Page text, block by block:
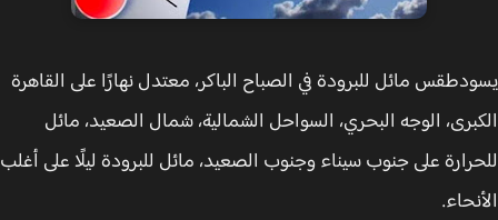
مائل للبرودة في الصباح الباكر، معتدل نهارًا على القاهرة
الوجه البحري، السواحل الشمالية، شمال الصعيد، مائل
على جنوب سيناء وجنوب الصعيد، مائل للبرودة ليلًا على أغلب